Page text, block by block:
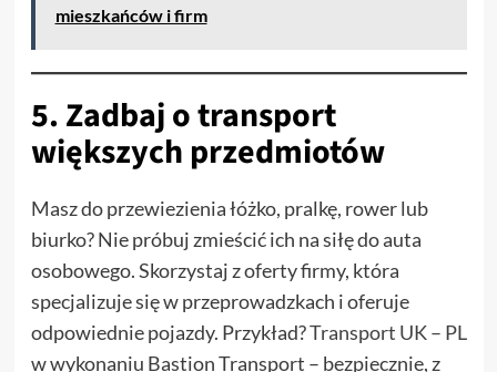
mieszkańców i firm
5. Zadbaj o transport
większych przedmiotów
Masz do przewiezienia łóżko, pralkę, rower lub
biurko? Nie próbuj zmieścić ich na siłę do auta
osobowego. Skorzystaj z oferty firmy, która
specjalizuje się w przeprowadzkach i oferuje
odpowiednie pojazdy. Przykład?Transport UK – PL
w wykonaniu Bastion Transport – bezpiecznie, z